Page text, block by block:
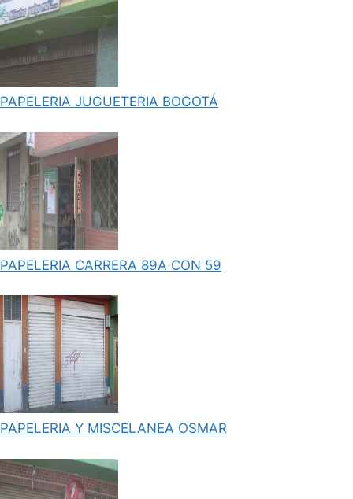
PAPELERIA JUGUETERIA BOGOTÁ
PAPELERIA CARRERA 89A CON 59
PAPELERIA Y MISCELANEA OSMAR